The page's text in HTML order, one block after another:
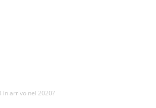
in arrivo nel 2020?